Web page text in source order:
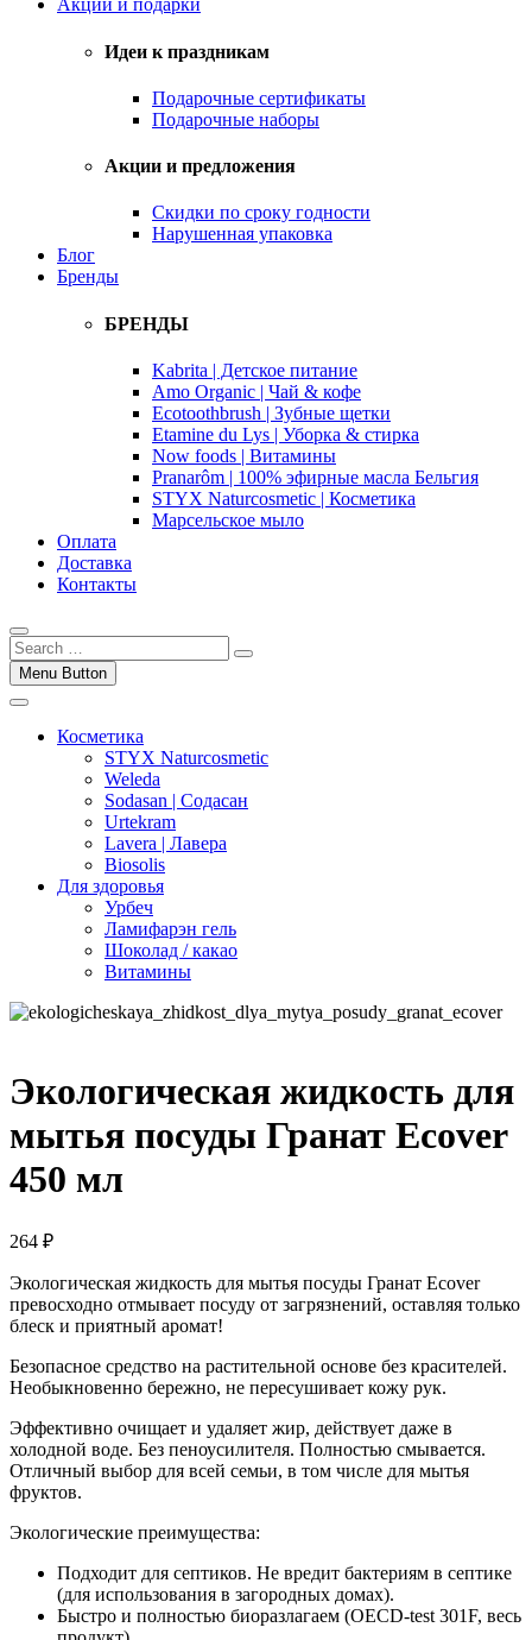
Акции и подарки
Идеи к праздникам
Подарочные сертификаты
Подарочные наборы
Акции и предложения
Скидки по сроку годности
Нарушенная упаковка
Блог
Бренды
БРЕНДЫ
Kabrita | Детское питание
Amo Organic | Чай & кофе
Ecotoothbrush | Зубные щетки
Etamine du Lys | Уборка & стирка
Now foods | Витамины
Pranarôm | 100% эфирные масла Бельгия
STYX Naturcosmetic | Косметика
Марсельское мыло
Оплата
Доставка
Контакты
Menu Button
Косметика
STYX Naturcosmetic
Weleda
Sodasan | Содасан
Urtekram
Lavera | Лавера
Biosolis
Для здоровья
Урбеч
Ламифарэн гель
Шоколад / какао
Витамины
Экологическая жидкость для
мытья посуды Гранат Ecover
450 мл
264 ₽
Экологическая жидкость для мытья посуды Гранат Ecover
превосходно отмывает посуду от загрязнений, оставляя только
блеск и приятный аромат!
Безопасное средство на растительной основе без красителей.
Необыкновенно бережно, не пересушивает кожу рук.
Эффективно очищает и удаляет жир, действует даже в
холодной воде. Без пеноусилителя. Полностью смывается.
Отличный выбор для всей семьи, в том числе для мытья
фруктов.
Экологические преимущества:
Подходит для септиков. Не вредит бактериям в септике
(для использования в загородных домах).
Быстро и полностью биоразлагаем (OECD-test 301F, весь